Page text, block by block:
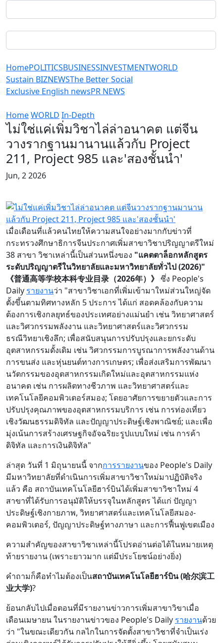
HomePOLITICSBUSINESSINVESTMENTWORLD
Sustain BIZNEWSThe Better Social
Exclusive English newsPR NEWS
HomeWORLD In-Depth
ไม่ใช่แค่เพิ่มวิชาไล่ล่าอนาคต แต่จีน
วางรากฐานมานานแล้วกับ Project
211, Project 985 และ'สองชั้นนำ'
Jun, 2 2026
เมื่อเดือนที่แล้วคนไทยให้ความสนใจอย่างมากกับข่าวที่
กระทรวงศึกษาธิการจีนประกาศเพิ่มสาขาวิชาปริญญาตรีใหม่
38 สาขา วิชาเหล่านี้เป็นส่วนหนึ่งของ "แคตตาล็อกหลักสูตร
ระดับปริญญาตรีในวิทยาลัยและมหาวิทยาลัยทั่วไป (2026)"
《普通高等学校本科专业目录（2026年）》 ซึ่ง People's
Daily รายงานว่า "สาขาวิชาเอกที่เพิ่มเข้ามาใหม่ส่วนใหญ่จัด
ตั้งขึ้นตามทิศทางหลัก 5 ประการ ได้แก่ สอดคล้องกับความ
ต้องการเชิงกลยุทธ์ของประเทศอย่างแม่นยำ เช่น วิทยาศาสตร์
และวิศวกรรมพลังงาน และวิทยาศาสตร์และวิศวกรรม
ธรณีวิทยาเชิงลึก; เพื่อสนับสนุนการปรับปรุงและยกระดับ
อุตสาหกรรมดั้งเดิม เช่น วิศวกรรมการบูรณาการพลังงานด้าน
การขนส่ง และหุ่นยนต์ทางการเกษตร; เพื่อส่งเสริมการพัฒนา
นวัตกรรมของอุตสาหกรรมเกิดใหม่และอุตสาหกรรมแห่ง
อนาคต เช่น การผลิตทางชีวภาพ และวิทยาศาสตร์และ
เทคโนโลยีคอมพิวเตอร์สมอง; โดยอาศัยการขยายตัวและการ
ปรับปรุงคุณภาพของอุตสาหกรรมบริการ เช่น การท่องเที่ยว
เชิงวัฒนธรรมดิจิทัล และปัญญาประดิษฐ์เชิงพาณิชย์; และเพื่อ
มุ่งเน้นการสร้างเศรษฐกิจอัจฉริยะรูปแบบใหม่ เช่น การค้า
ดิจิทัล และการเงินดิจิทัล"
ล่าสุด วันที่ 1 มิถุนายนนี้ จากการรายงานของ People's Daily
มีมหาวิทยาลัยที่ดำเนินการเพิ่มสาขาวิชาใหม่มาปฏิบัติจริง
แล้ว คือ สถาบันเทคโนโลยีฮาร์บินได้เพิ่มสาขาวิชาใหม่ 4
สาขาที่ได้รับการอนุมัติให้บรรจุในหลักสูตร ได้แก่ ปัญญา
ประดิษฐ์เชิงกายภาพ, วิทยาศาสตร์และเทคโนโลยีสมอง-
คอมพิวเตอร์, ปัญญาประดิษฐ์ทางภาษา และการฟื้นฟูเขตเมือง
ความสำคัญของสาขาวิชาเหล่านี้โปรดอ่านต่อได้ในหมายเหตุ
ท้ายรายงาน (เพราะยาวมาก แต่มีประโยชน์อย่างยิ่ง)
คำถามก็คือทำไมต้องเป็นสถาบันเทคโนโลยีฮาร์บิน (哈尔滨工
业大学)?
ย้อนกลับไปเมื่อตอนที่มีรายงานข่าวการเพิ่มสาขาวิขาเมื่อ
เดือนเมษายน ในรายงานข่าวของ People's Daily รายงานด้วย
ว่า "ในขณะเดียวกัน กลไกในการจัดตั้งสาขาวิชาที่จำเป็นเร่ง